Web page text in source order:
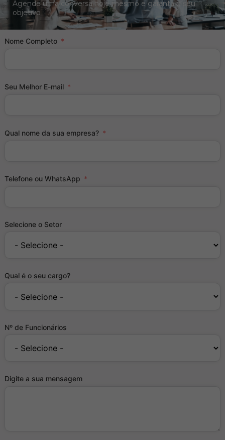
Agende uma conversa hoje mesmo e garanta o seu
objetivo
Nome Completo
Seu Melhor E-mail
Qual nome da sua empresa?
Telefone ou WhatsApp
Selecione o Setor
Qual é o seu cargo?
Nº de Funcionários
Digite a sua mensagem